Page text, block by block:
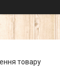
товару